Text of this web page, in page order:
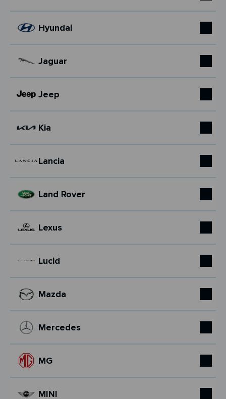
Hyundai
Jaguar
Jeep
Kia
Lancia
Land Rover
Lexus
Lucid
Mazda
Mercedes
MG
MINI